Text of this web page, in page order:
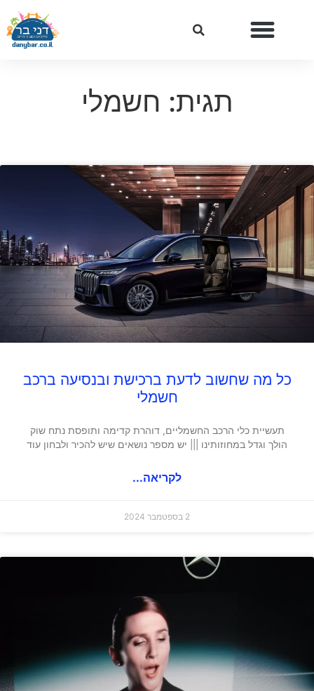
תגית: חשמלי
כל מה שחשוב לדעת ברכישת ובנסיעה ברכב
חשמלי
תעשיית כלי הרכב החשמליים, דוהרת קדימה ותופסת נתח שוק
הולך וגדל במחוזותינו ||| יש מספר נושאים שיש להכיר ולבחון עוד
לקריאה...
2 בספטמבר 2024